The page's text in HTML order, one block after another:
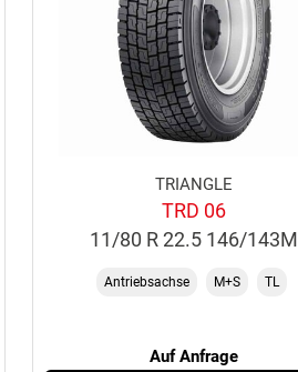
TRIANGLE
TRD 06
11/80 R 22.5 146/143M
Antriebsachse M+S TL
Auf Anfrage